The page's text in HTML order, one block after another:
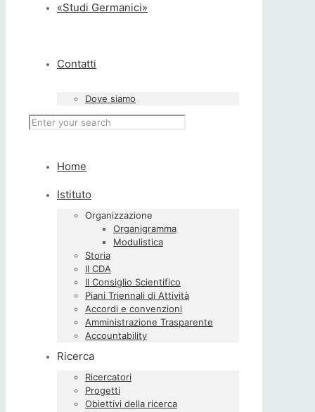
«Studi Germanici»
Contatti
Dove siamo
Home
Istituto
Organizzazione
Organigramma
Modulistica
Storia
Il CDA
Il Consiglio Scientifico
Piani Triennali di Attività
Accordi e convenzioni
Amministrazione Trasparente
Accountability
Ricerca
Ricercatori
Progetti
Obiettivi della ricerca